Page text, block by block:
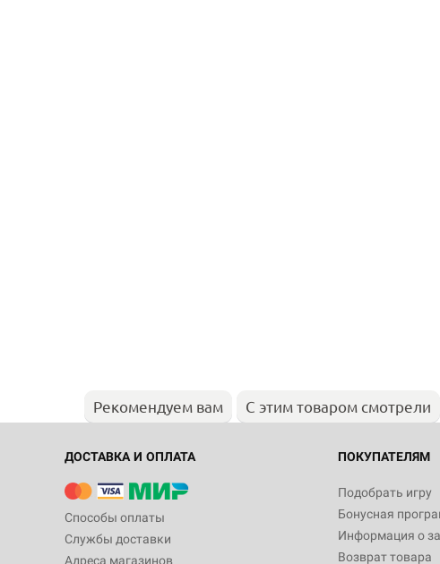
Рекомендуем вам С этим товаром смотрели
ДОСТАВКА И ОПЛАТА
Способы оплаты
Службы доставки
Адреса магазинов
ПОКУПАТЕЛЯМ
Подобрать игру
Бонусная
Информация о
Возврат товара